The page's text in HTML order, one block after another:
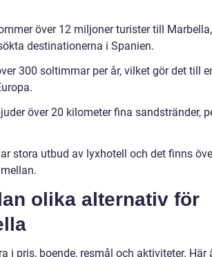
över 12 miljoner turister till
destinationerna i Spanien.
300 soltimmar per år, vilket gör det till
över 20 kilometer fina sandstränder,
stora utbud av lyxhotell och det finns
olika alternativ för
i pris, boende, resmål och aktiviteter. Här